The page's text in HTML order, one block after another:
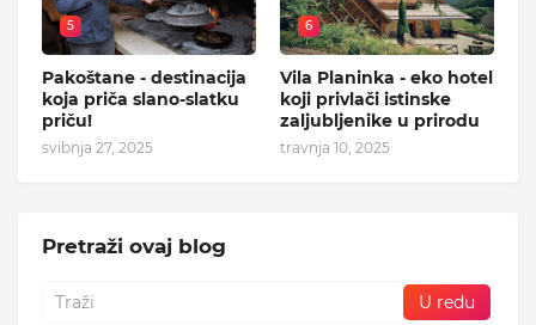
5
Pakoštane - destinacija
koja priča slano-slatku
priču!
svibnja 27, 2025
6
Vila Planinka - eko hotel
koji privlači istinske
zaljubljenike u prirodu
travnja 10, 2025
Pretraži ovaj blog